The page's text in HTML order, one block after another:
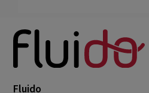
Fluido